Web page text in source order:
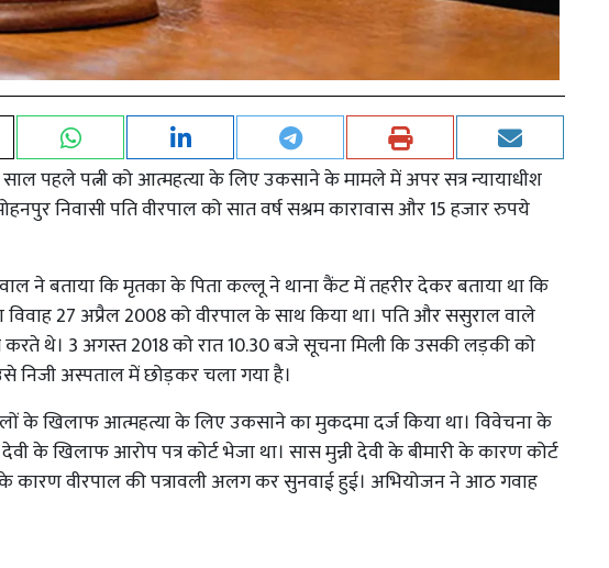
पहले पत्नी को आत्महत्या के लिए उकसाने के मामले में अपर सत्र न्यायाधीश
निवासी पति वीरपाल को सात वर्ष सश्रम कारावास और 15 हजार रुपये
ने बताया कि मृतका के पिता कल्लू ने थाना कैंट में तहरीर देकर बताया था कि
विवाह 27 अप्रैल 2008 को वीरपाल के साथ किया था। पति और ससुराल वाले
करते थे। 3 अगस्त 2018 को रात 10.30 बजे सूचना मिली कि उसकी लड़की को
निजी अस्पताल में छोड़कर चला गया है।
के खिलाफ आत्महत्या के लिए उकसाने का मुकदमा दर्ज किया था। विवेचना के
के खिलाफ आरोप पत्र कोर्ट भेजा था। सास मुन्नी देवी के बीमारी के कारण कोर्ट
के कारण वीरपाल की पत्रावली अलग कर सुनवाई हुई। अभियोजन ने आठ गवाह